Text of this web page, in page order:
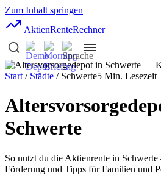
Zum Inhalt springen
AktienRenteRechner
Start / Städte / Schwerte5 Min. Lesezeit
Schwerte
So nutzt du die Aktienrente in
Förderung und Tipps für Familien und